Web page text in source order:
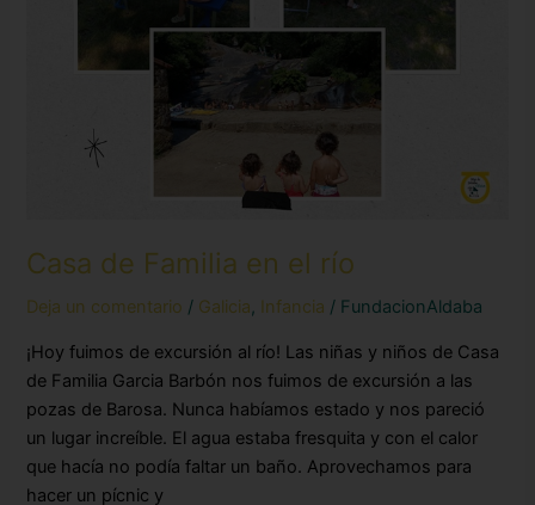
Casa de Familia en el río
Deja un comentario / Galicia, Infancia / FundacionAldaba
¡Hoy fuimos de excursión al río! Las niñas y niños de Casa
de Familia Garcia Barbón nos fuimos de excursión a las
pozas de Barosa. Nunca habíamos estado y nos pareció
un lugar increíble. El agua estaba fresquita y con el calor
que hacía no podía faltar un baño. Aprovechamos para
hacer un pícnic y